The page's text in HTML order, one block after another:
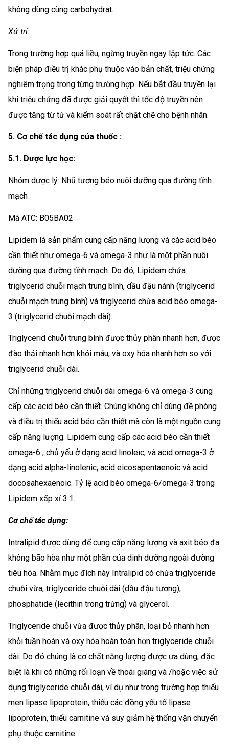
không dùng cùng carbohydrat.
Xử trí:
Trong trường hợp quá liều, ngừng truyền ngay lập tức. Các
biện pháp điều trị khác phụ thuộc vào bản chất, triệu chứng
nghiêm trọng trong từng trường hợp. Nếu bắt đầu truyền lại
khi triệu chứng đã được giải quyết thì tốc độ truyền nên
được tăng từ từ và kiểm soát rất chặt chẽ cho bệnh nhân.
5. Cơ chế tác dụng của thuốc :
5.1. Dược lực học:
Nhóm dược lý: Nhũ tương béo nuôi dưỡng qua đường tĩnh
mạch
Mã ATC: B05BA02
Lipidem là sản phẩm cung cấp năng lượng và các acid béo
cần thiết như omega-6 và omega-3 như là một phần nuôi
dưỡng qua đường tĩnh mạch. Do đó, Lipidem chứa
triglycerid chuỗi mạch trung bình, dầu đậu nành (triglycerid
chuỗi mạch trung bình) và triglycerid chứa acid béo omega-
3 (triglycerid chuỗi mạch dài).
Triglycerid chuỗi trung bình được thủy phân nhanh hơn, được
đào thải nhanh hơn khỏi máu, và oxy hóa nhanh hơn so với
triglycerid chuỗi dài.
Chỉ những triglycerid chuỗi dài omega-6 và omega-3 cung
cấp các acid béo cần thiết. Chúng không chỉ dùng đề phòng
và điều trị thiếu acid béo cần thiết mà còn là một nguồn cung
cấp năng lượng. Lipidem cung cấp các acid béo cần thiết
omega-6 , chủ yếu ở dạng acid linoleic, và acid omega-3 ở
dạng acid alpha-linolenic, acid eicosapentaenoic và acid
docosahexaenoic. Tỷ lệ acid béo omega-6/omega-3 trong
Lipidem xấp xỉ 3:1.
Cơ chế tác dụng:
Intralipid được dùng để cung cấp năng lượng và axit béo đa
không bão hòa như một phần của dinh dưỡng ngoài đường
tiêu hóa. Nhằm mục đích này Intralipid có chứa triglyceride
chuỗi vừa, triglyceride chuỗi dài (dầu đậu tương),
phosphatide (lecithin trong trứng) và glycerol.
Triglyceride chuỗi vừa được thủy phân, loại bỏ nhanh hơn
khỏi tuần hoàn và oxy hóa hoàn toàn hơn triglyceride chuỗi
dài. Do đó chúng là cơ chất năng lượng được ưa dùng, đặc
biệt là khi có những rối loạn về thoái giáng và /hoặc việc sử
dụng triglyceride chuỗi dài, ví dụ như trong trường hợp thiếu
men lipase lipoprotein, thiếu các đồng yếu tố lipase
lipoprotein, thiếu carnitine và suy giảm hệ thống vận chuyển
phụ thuộc carnitine.